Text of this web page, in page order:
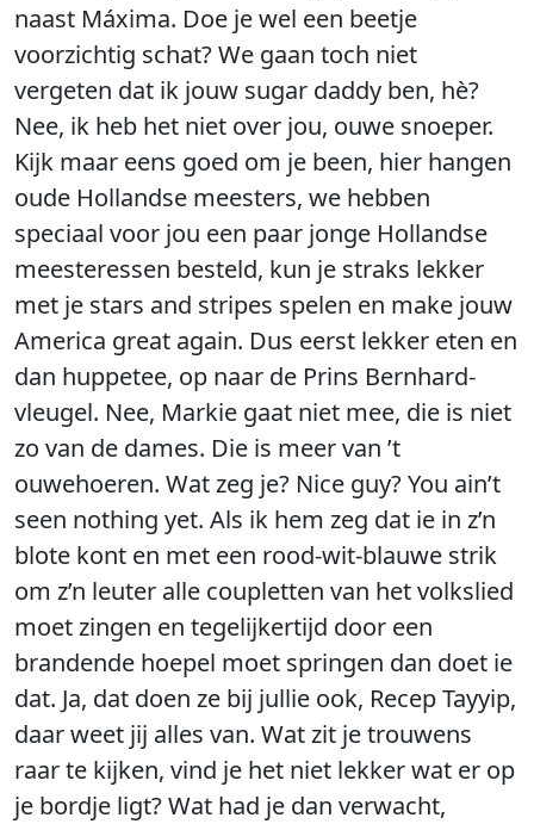
naast Máxima. Doe je wel een beetje
voorzichtig schat? We gaan toch niet
vergeten dat ik jouw sugar daddy ben, hè?
Nee, ik heb het niet over jou, ouwe snoeper.
Kijk maar eens goed om je been, hier hangen
oude Hollandse meesters, we hebben
speciaal voor jou een paar jonge Hollandse
meesteressen besteld, kun je straks lekker
met je stars and stripes spelen en make jouw
America great again. Dus eerst lekker eten en
dan huppetee, op naar de Prins Bernhard-
vleugel. Nee, Markie gaat niet mee, die is niet
zo van de dames. Die is meer van ’t
ouwehoeren. Wat zeg je? Nice guy? You ain’t
seen nothing yet. Als ik hem zeg dat ie in z’n
blote kont en met een rood-wit-blauwe strik
om z’n leuter alle coupletten van het volkslied
moet zingen en tegelijkertijd door een
brandende hoepel moet springen dan doet ie
dat. Ja, dat doen ze bij jullie ook, Recep Tayyip,
daar weet jij alles van. Wat zit je trouwens
raar te kijken, vind je het niet lekker wat er op
je bordje ligt? Wat had je dan verwacht,